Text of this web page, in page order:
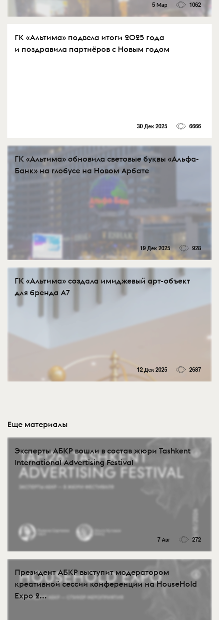
5 Мар 1062
ГК «Альтима» подвела итоги 2025 года
и поздравила партнёров с Новым годом
30 Дек 2025 6666
ГК «Альтима» обновила световые буквы «Альфа-
Банк» на глобусе на Новом Арбате
19 Дек 2025 928
ГК «Альтима» создала имиджевый арт-объект
для бренда A7
12 Дек 2025 2687
Еще материалы
Эксперты АБКР вошли в состав жюри Tashkent
International Advertising Festival
7 Авг 272
Президент АБКР выступит модератором
креативной сессии конференции на HouseHold
Expo 2...